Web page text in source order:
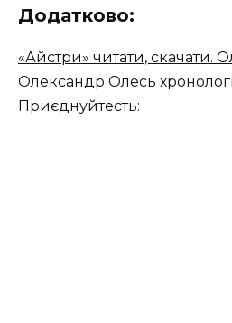
Додатково:
«Айстри» читати, скачати.
Олександр Олесь
Приєднуйтесть: